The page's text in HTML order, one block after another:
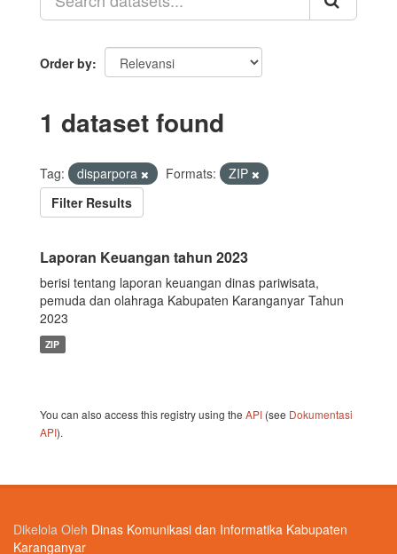
Order by
1 dataset found
Tag: disparpora Formats:
ZIP
Filter Results
Laporan Keuangan tahun 2023
berisi tentang laporan keuangan dinas pariwisata,
pemuda dan olahraga Kabupaten Karanganyar Tahun
2023
ZIP
You can also access this registry using the API (see Dokumentasi
API).
Dikelola Oleh Dinas Komunikasi dan Informatika Kabupaten
Karanganyar